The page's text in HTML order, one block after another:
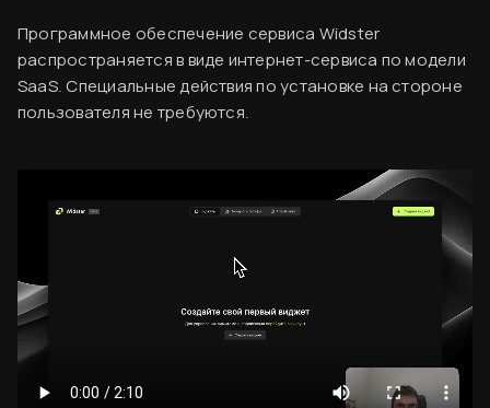
Оплата сервиса
Код виджета
Вставка кода на сайт
Программное обеспечение сервиса Widster
распространяется в виде интернет-сервиса по модели
SaaS. Специальные действия по установке на стороне
пользователя не требуются.
Финальный ужин Два шефа – одна кухня
Хотите приобщиться к миру высокой кухни и
стать частью события?